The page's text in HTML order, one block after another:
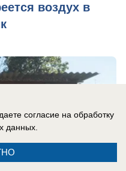
воздух в
согласие на обработку
данных.